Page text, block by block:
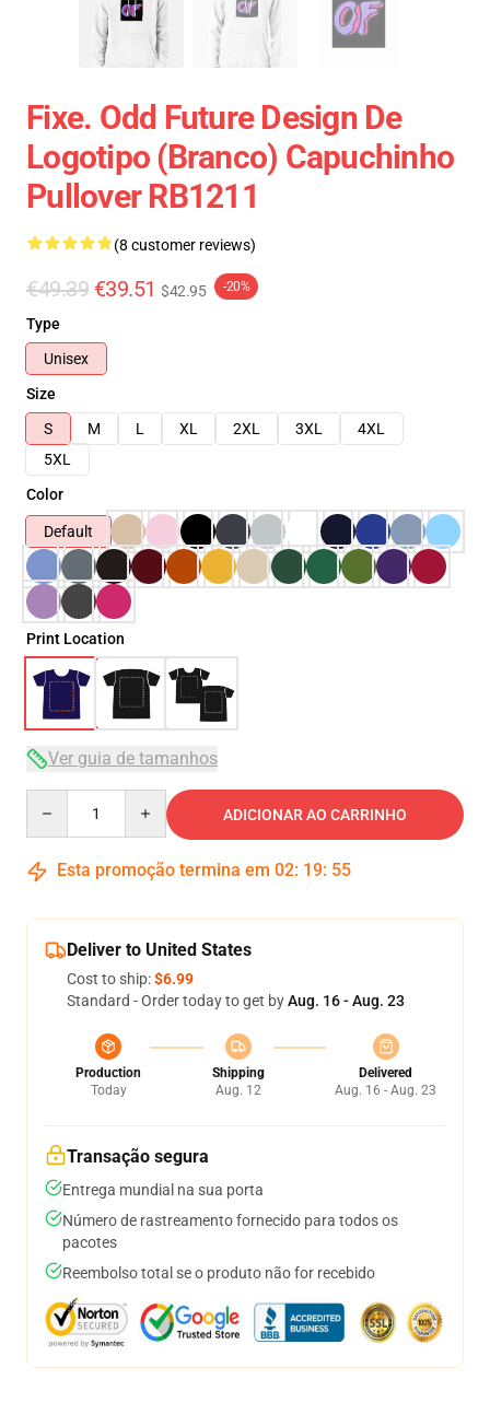
Fixe. Odd Future Design De
Logotipo (branco) Capuchinho
Pullover RB1211
(8 customer reviews)
€49.39 €39.51 $42.95 -20%
Type
Unisex
Size
S
M L XL 2XL 3XL
4XL
5XL
Color
Default
Print Location
Ver guia de tamanhos
ADICIONAR AO CARRINHO
Esta promoção termina em 02: 19: 54
Deliver to United States
Cost to ship:$6.99
Standard - Order today to get byAug. 16 - Aug. 23
Production
Today
Shipping
Aug. 12
Delivered
Aug. 16 - Aug. 23
Transação segura
Entrega mundial na sua porta
Número de rastreamento fornecido para todos os
pacotes
Reembolso total se o produto não for recebido